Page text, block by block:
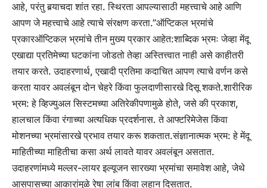
आहे, परंतु बर्‍याचदा शांत रहा. स्थिरता आपल्यासाठी महत्त्वाचे आहे आणि
आपण जे महत्त्वाचे आहे त्याचे संरक्षण करता.”ऑप्टिकल भ्रमांचे
प्रकारऑप्टिकल भ्रमांचे तीन मुख्य प्रकार आहेत:शाब्दिक भ्रमः जेव्हा मेंदू
एखाद्या प्रतिमेच्या घटकांना जोडतो तेव्हा अस्तित्त्वात नाही असे काहीतरी
तयार करते. उदाहरणार्थ, एखादी प्रतिमा कदाचित आपण त्याचे वर्णन कसे
करता यावर अवलंबून दोन चेहरे किंवा फुलदाणीसारखे दिसू शकते.शारीरिक
भ्रम: हे व्हिज्युअल सिस्टमच्या अतिरेकीपणामुळे होते, जसे की प्रकाश,
हालचाल किंवा रंगाच्या अत्यधिक प्रदर्शनास. ते आफ्टरिमेजेस किंवा
मोशनच्या भ्रमांसारखे प्रभाव तयार करू शकतात.संज्ञानात्मक भ्रम: हे मेंदू
माहितीच्या माहितीचा कसा अर्थ लावते यावर अवलंबून असतात.
उदाहरणांमध्ये मल्लर-लायर इल्यूजन सारख्या भ्रमांचा समावेश आहे, जेथे
आसपासच्या आकारांमुळे रेषा लांब किंवा लहान दिसतात.